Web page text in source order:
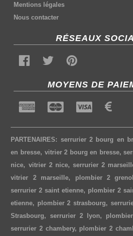
Mentions légales
Nous contacter
RÉSEAUX
MOYENS DE
PARTENAIRES: serrurier 2 bourg en
en bresse, vitrier 2 bourg en bresse,
nice, vitrier 2 nice, serrurier 2
vitrier 2 marseille, plombier 2
serrurier 2 saint etienne, plombier 2
etienne, plombier 2 strasbourg,
Strasbourg,serrurier 2 lyon,
serrurier 2 chambery, plombier 2